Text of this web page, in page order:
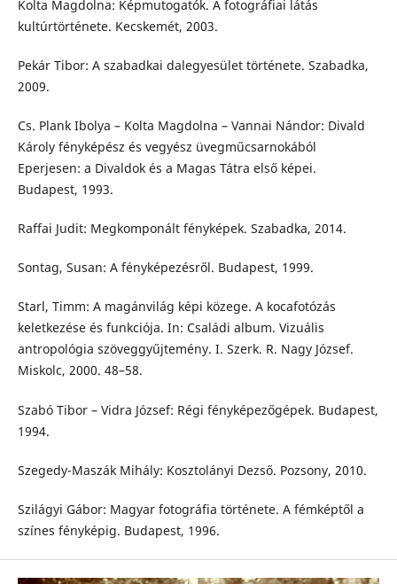
Kolta Magdolna: Képmutogatók. A fotográfiai látás
kultúrtörténete. Kecskemét, 2003.
Pekár Tibor: A szabadkai dalegyesület története. Szabadka,
2009.
Cs. Plank Ibolya – Kolta Magdolna – Vannai Nándor: Divald
Károly fényképész és vegyész üvegműcsarnokából
Eperjesen: a Divaldok és a Magas Tátra első képei.
Budapest, 1993.
Raffai Judit: Megkomponált fényképek. Szabadka, 2014.
Sontag, Susan: A fényképezésről. Budapest, 1999.
Starl, Timm: A magánvilág képi közege. A kocafotózás
keletkezése és funkciója. In: Családi album. Vizuális
antropológia szöveggyűjtemény. I. Szerk. R. Nagy József.
Miskolc, 2000. 48–58.
Szabó Tibor – Vidra József: Régi fényképezőgépek. Budapest,
1994.
Szegedy-Maszák Mihály: Kosztolányi Dezső. Pozsony, 2010.
Szilágyi Gábor: Magyar fotográfia története. A fémképtől a
színes fényképig. Budapest, 1996.